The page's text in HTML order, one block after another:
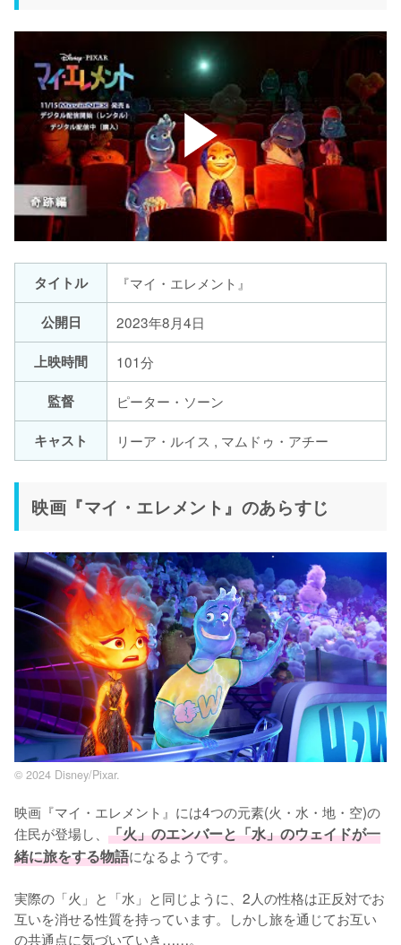
タイトル
『マイ・エレメント』
公開日
2023年8月4日
上映時間
101分
監督
ピーター・ソーン
キャスト
リーア・ルイス , マムドゥ・アチー
映画『マイ・エレメント』のあらすじ
© 2024 Disney/Pixar.
映画『マイ・エレメント』には4つの元素(火・水・地・空)の
住民が登場し、 「火」のエンバーと「水」のウェイドが一
緒に旅をする物語になるようです。
実際の「火」と「水」と同じように、2人の性格は正反対でお
互いを消せる性質を持っています。しかし旅を通じてお互い
の共通点に気づいていき……。